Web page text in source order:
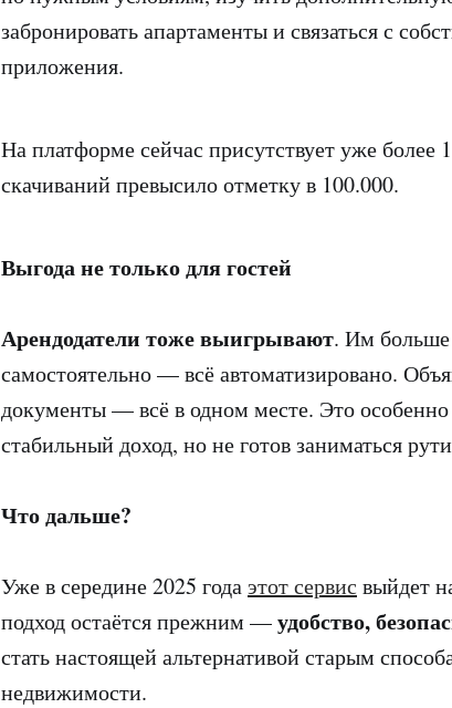
забронировать апартаменты и связаться с
приложения.
На платформе сейчас присутствует уже более
скачиваний превысило отметку в 100.000.
Выгода не только для гостей
Арендодатели тоже выигрывают. Им больше
самостоятельно — всё автоматизировано.
документы — всё в одном месте. Это особенно
стабильный доход, но не готов заниматься
Что дальше?
Уже в середине 2025 годаэтот сервис выйдет
подход остаётся прежним —удобство,
стать настоящей альтернативой старым
недвижимости.